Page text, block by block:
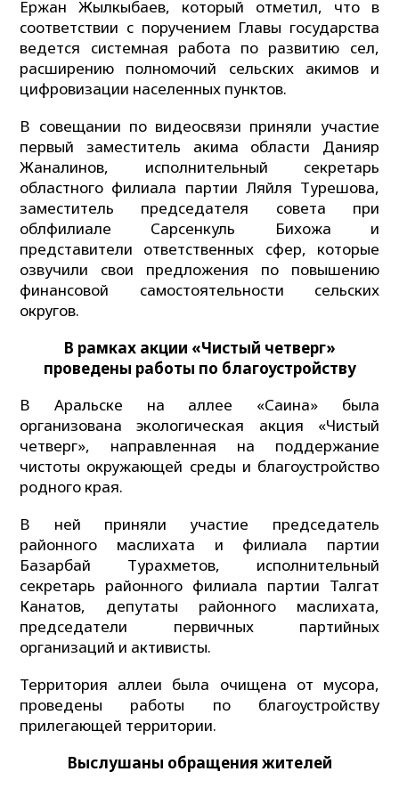
Ержан Жылкыбаев, который отметил, что в
соответствии с поручением Главы государства
ведется системная работа по развитию сел,
расширению полномочий сельских акимов и
цифровизации населенных пунктов.
В совещании по видеосвязи приняли участие
первый заместитель акима области Данияр
Жаналинов, исполнительный секретарь
областного филиала партии Ляйля Турешова,
заместитель председателя совета при
облфилиале Сарсенкуль Бихожа и
представители ответственных сфер, которые
озвучили свои предложения по повышению
финансовой самостоятельности сельских
округов.
В рамках акции «Чистый четверг»
проведены работы по благоустройству
В Аральске на аллее «Сақина» была
организована экологическая акция «Чистый
четверг», направленная на поддержание
чистоты окружающей среды и благоустройство
родного края.
В ней приняли участие председатель
районного маслихата и филиала партии
Базарбай Турахметов, исполнительный
секретарь районного филиала партии Талгат
Канатов, депутаты районного маслихата,
председатели первичных партийных
организаций и активисты.
Территория аллеи была очищена от мусора,
проведены работы по благоустройству
прилегающей территории.
Выслушаны обращения жителей